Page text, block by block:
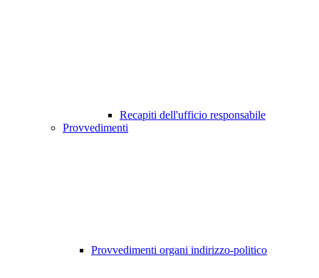
Recapiti dell'ufficio responsabile
Provvedimenti
Provvedimenti organi indirizzo-politico